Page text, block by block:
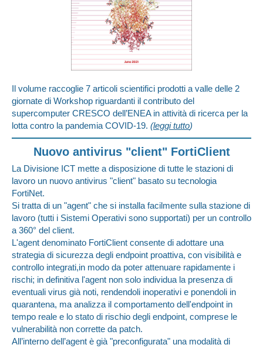
Il volume raccoglie 7 articoli scientifici prodotti a valle delle 2
giornate di Workshop riguardanti il contributo del
supercomputer CRESCO dell’ENEA in attività di ricerca per la
lotta contro la pandemia COVID-19. (leggi tutto)
Nuovo antivirus "client" FortiClient
La Divisione ICT mette a disposizione di tutte le stazioni di
lavoro un nuovo antivirus "client" basato su tecnologia
FortiNet.
Si tratta di un "agent" che si installa facilmente sulla stazione di
lavoro (tutti i Sistemi Operativi sono supportati) per un controllo
a 360° del client.
L'agent denominato FortiClient consente di adottare una
strategia di sicurezza degli endpoint proattiva, con visibilità e
controllo integrati,in modo da poter attenuare rapidamente i
rischi; in definitiva l'agent non solo individua la presenza di
eventuali virus già noti, rendendoli inoperativi e ponendoli in
quarantena, ma analizza il comportamento dell'endpoint in
tempo reale e lo stato di rischio degli endpoint, comprese le
vulnerabilità non corrette da patch.
All’interno dell’agent è già "preconfigurata" una modalità di